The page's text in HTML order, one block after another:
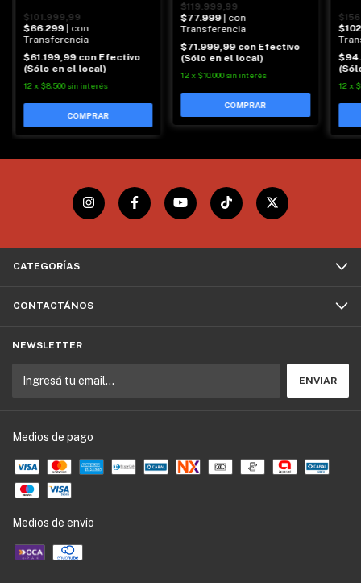
$101.999,99
$66.299 | con
Transferencia
$61.199,99 con Efectivo
(Sólo en el local)
12 x $8.500 sin interés
$119.999,99
$77.999 | con
Transferencia
$71.999,99 con Efectivo
(Sólo en el local)
12 x $10.000 sin interés
12 x
CATEGORÍAS
CONTACTÁNOS
NEWSLETTER
Medios de pago
Medios de envío